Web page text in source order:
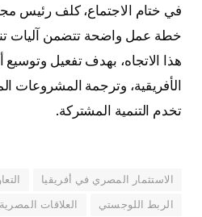
في ختام الاجتماع، كلف رئيس
خطة عمل واضحة تتضمن آليات
هذا الاتجاه، بهدف تفعيل وتوسيع
الأفريقية، وترجمة المشروعات
تخدم التنمية المشتركة.
الاستثمار المصري في أفريقيا
الربط اللوجستي العلاقات